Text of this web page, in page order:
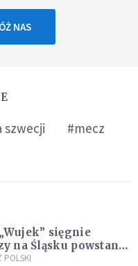
NAS
szwecji
#mecz
sięgnie
na Śląsku powstanie
POLSKI